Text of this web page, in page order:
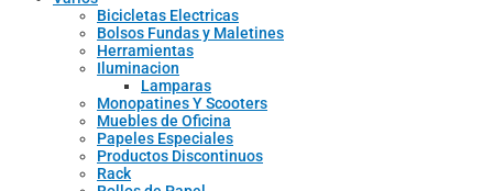
Bicicletas Electricas
Bolsos Fundas y Maletines
Herramientas
Iluminacion
Lamparas
Monopatines Y Scooters
Muebles de Oficina
Papeles Especiales
Productos Discontinuos
Rack